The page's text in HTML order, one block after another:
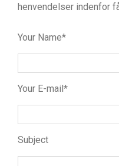
henvendelser indenfor
Your Name*
Your E-mail*
Subject